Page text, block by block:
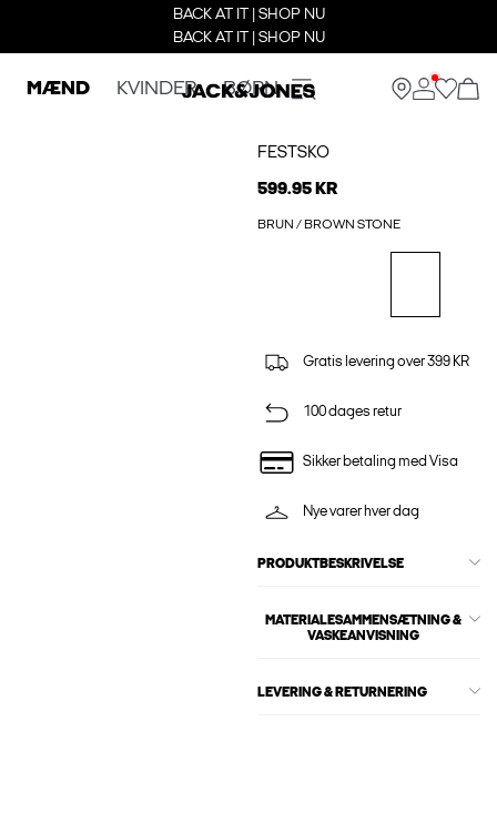
BACK AT IT | SHOP NU
BACK AT IT | SHOP NU
MÆND KVINDER BØRN
FESTSKO
599.95 KR
BRUN / BROWN STONE
Gratis levering over 399 KR
100 dages retur
Sikker betaling med Visa
Nye varer hver dag
PRODUKTBESKRIVELSE
MATERIALESAMMENSÆTNING &
VASKEANVISNING
LEVERING & RETURNERING